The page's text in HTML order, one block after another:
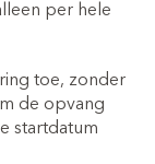
per hele
toe, zonder
de opvang
startdatum